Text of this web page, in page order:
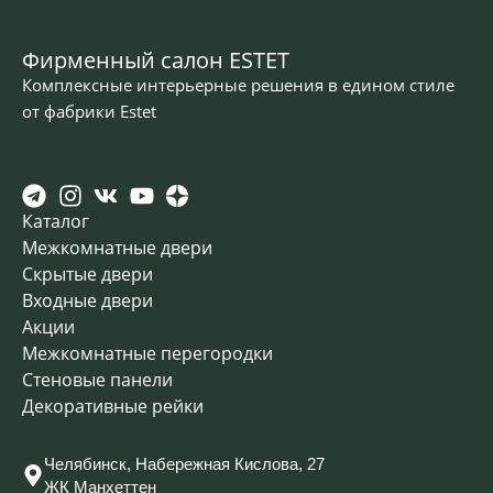
Фирменный салон ESTET
Комплексные интерьерные решения в едином стиле
от фабрики Estet
Каталог
Межкомнатные двери
Скрытые двери
Входные двери
Акции
Межкомнатные перегородки
Стеновые панели
Декоративные рейки
Челябинск, Набережная Кислова, 27
ЖК Манхеттен